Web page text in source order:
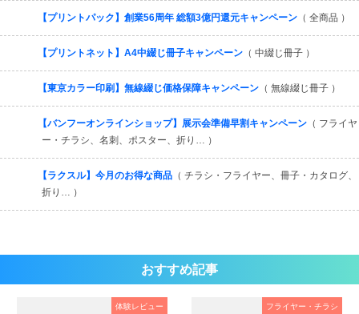
【プリントパック】創業56周年 総額3億円還元キャンペーン （ 全商品 ）
【プリントネット】A4中綴じ冊子キャンペーン （ 中綴じ冊子 ）
【東京カラー印刷】無線綴じ価格保障キャンペーン （ 無線綴じ冊子 ）
【バンフーオンラインショップ】展示会準備早割キャンペーン （ フライヤ
ー・チラシ、名刺、ポスター、折り… ）
【ラクスル】今月のお得な商品 （ チラシ・フライヤー、冊子・カタログ、
折り… ）
おすすめ記事
体験レビュー フライヤー・チラシ